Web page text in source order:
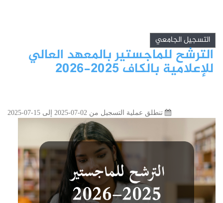
التسجيل الجامعي
الترشح للماجستير بالمعهد العالي
للإعلامية بالكاف 2025-2026
تنطلق عملية التسجيل من 02-07-2025 إلى 15-07-2025